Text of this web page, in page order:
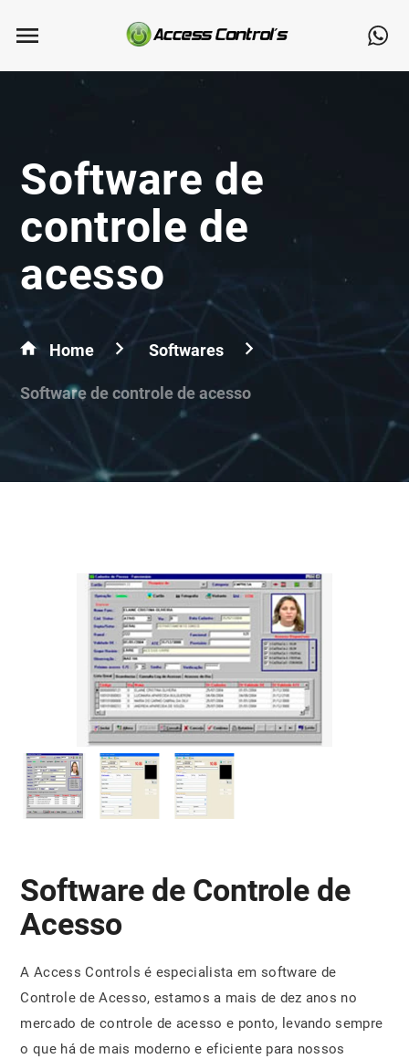
Software de
controle de
acesso
Home Softwares
Software de controle de acesso
Software de Controle de
Acesso
A Access Controls é especialista em software de
Controle de Acesso, estamos a mais de dez anos no
mercado de controle de acesso e ponto, levando sempre
o que há de mais moderno e eficiente para nossos